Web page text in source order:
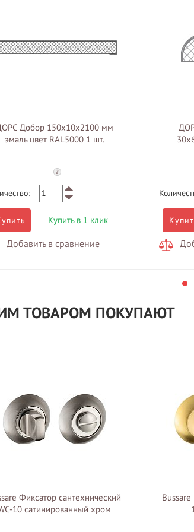
Добор 150х10х2100 мм
эмаль цвет RAL5000 1 шт.
?
Купить в 1 клик
Добавить в сравнение
ТОВАРОМ ПОКУПАЮТ
Фиксатор сантехнический
10 сатинированный хром